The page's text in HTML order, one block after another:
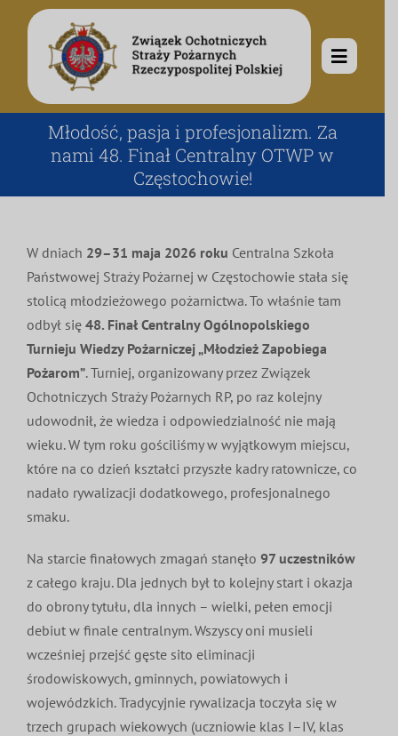
Przejdź
zawartości
Toggle
Rodowód
Władze
Dokumenty
Symbole
Media
Kalendarz wydarzeń
Ogłoszenia
Ochotnicze Straże Pożarne
Działalność
Dzieci i młodzież
MDP i DDP
OTWP
Kultura
Orkiestry
Sport
Projekty
System OSP
100-lecie
Młodość, pasja i profesjonalizm. Za
nami 48. Finał Centralny OTWP w
Częstochowie!
W dniach 29–31 maja 2026 roku Centralna Szkoła
Państwowej Straży Pożarnej w Częstochowie stała się
stolicą młodzieżowego pożarnictwa. To właśnie tam
odbył się 48. Finał Centralny Ogólnopolskiego
Turnieju Wiedzy Pożarniczej „Młodzież Zapobiega
Pożarom”. Turniej, organizowany przez Związek
Ochotniczych Straży Pożarnych RP, po raz kolejny
udowodnił, że wiedza i odpowiedzialność nie mają
wieku. W tym roku gościliśmy w wyjątkowym miejscu,
które na co dzień kształci przyszłe kadry ratownicze, co
nadało rywalizacji dodatkowego, profesjonalnego
smaku.
Na starcie finałowych zmagań stanęło 97 uczestników
z całego kraju. Dla jednych był to kolejny start i okazja
do obrony tytułu, dla innych – wielki, pełen emocji
debiut w finale centralnym. Wszyscy oni musieli
wcześniej przejść gęste sito eliminacji
środowiskowych, gminnych, powiatowych i
wojewódzkich. Tradycyjnie rywalizacja toczyła się w
trzech grupach wiekowych (uczniowie klas I–IV, klas